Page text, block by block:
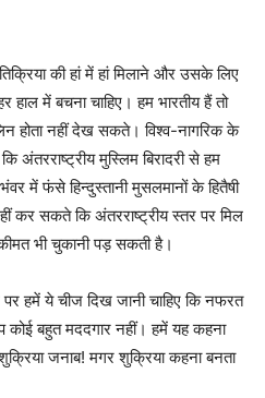
की हां में हां मिलाने और उसके लिए
में बचना चाहिए। हम भारतीय हैं तो
होता नहीं देख सकते। विश्व-नागरिक के
अंतरराष्ट्रीय मुस्लिम बिरादरी से हम
में फंसे हिन्दुस्तानी मुसलमानों के हितैषी
कर सकते कि अंतरराष्ट्रीय स्तर पर मिल
भी चुकानी पड़ सकती है।
हमें ये चीज दिख जानी चाहिए कि नफरत
कोई बहुत मददगार नहीं। हमें यह कहना
जनाब! मगर शुक्रिया कहना बनता